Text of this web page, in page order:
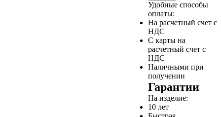
Удобные способы
оплаты:
На расчетный счет с
НДС
С карты на
расчетный счет с
НДС
Наличными при
получении
Гарантии
На изделие:
10 лет